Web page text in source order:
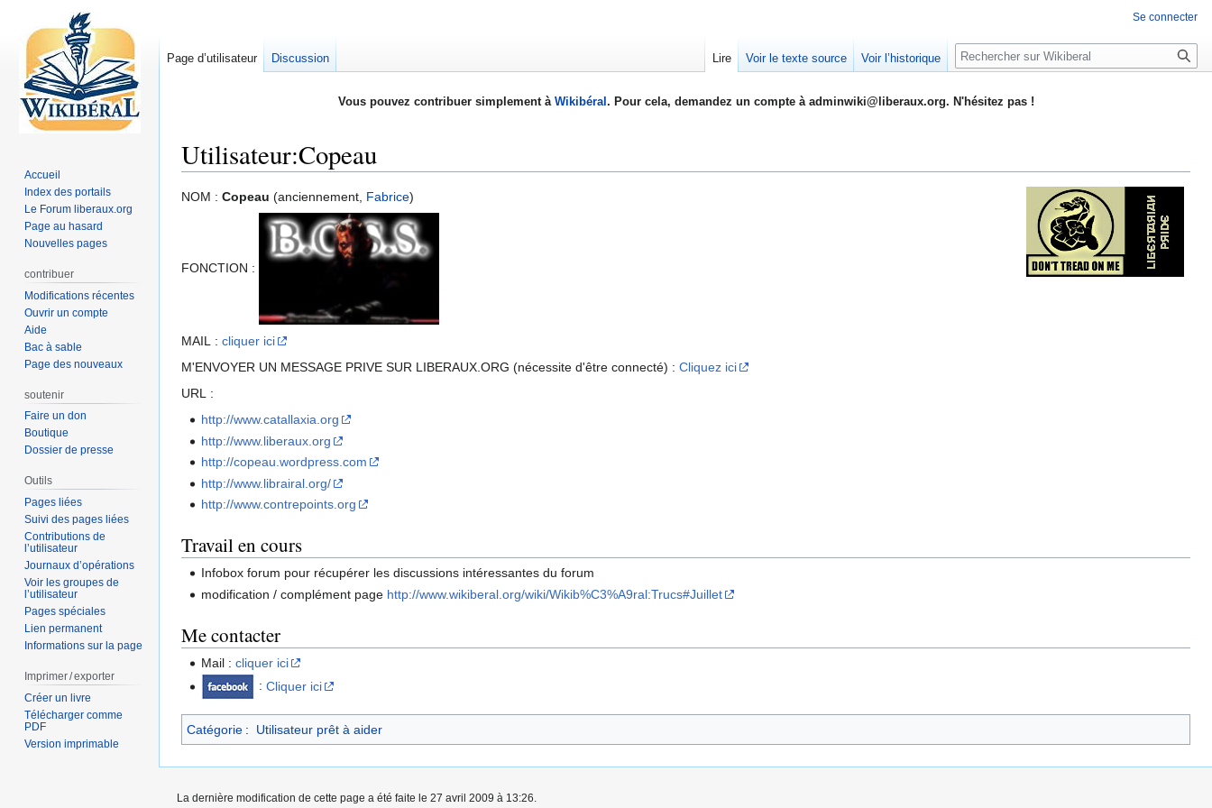
Vous pouvez contribuer simplement à Wikibéral . Pour cela, demandez un compte à adminwiki@liberaux.org. N'hésitez pas !
Utilisateur:Copeau
Aller
Aller
NOM : Copeau (anciennement, Fabrice)
FONCTION :
MAIL : cliquer ici
M'ENVOYER UN MESSAGE PRIVE SUR LIBERAUX.ORG (nécessite d'être connecté) : Cliquez ici
URL :
http://www.catallaxia.org
http://www.liberaux.org
http://copeau.wordpress.com
http://www.librairal.org/
http://www.contrepoints.org
Travail en cours
Infobox forum pour récupérer les discussions intéressantes du forum
modification / complément page http://www.wikiberal.org/wiki/Wikib%C3%A9ral:Trucs#Juillet
Me contacter
Mail :cliquer ici
:Cliquer ici
Catégorie : Utilisateur prêt à aider
Se connecter
Page d’utilisateur Discussion Lire Voir le texte source Voir l’historique Rechercher
Accueil
Index des portails
Le Forum liberaux.org
Page au hasard
Nouvelles pages
contribuer
Modifications récentes
Ouvrir un compte
Aide
Bac à sable
Page des nouveaux
soutenir
Faire un don
Boutique
Dossier de presse
Outils
Pages liées
Suivi des pages liées
Contributions de
l’utilisateur
Journaux d’opérations
Voir les groupes de
l’utilisateur
Pages spéciales
Lien permanent
Informations sur la page
Imprimer / exporter
Créer un livre
Télécharger comme
PDF
Version imprimable
La dernière modification de cette page a été faite le 27 avril 2009 à 13:26.